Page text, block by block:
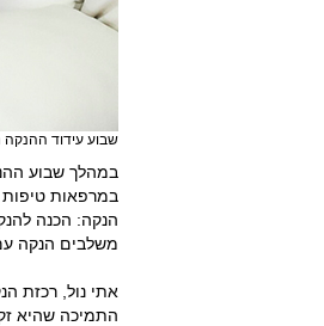
שבוע עידוד ההנקה
במהלך שבוע
במרפאות טיפות
הנקה: הכנה
משלבים הנקה
אתי נול, רכזת
התמיכה שהיא